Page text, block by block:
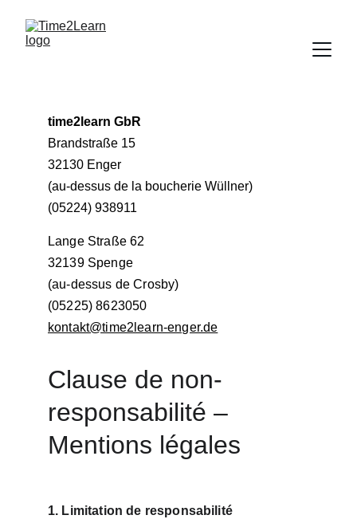
time2learn GbR
Brandstraße 15
32130 Enger
(au-dessus de la boucherie Wüllner)
(05224) 938911
Lange Straße 62
32139 Spenge
(au-dessus de Crosby)
(05225) 8623050
kontakt@time2learn-enger.de
Clause de non-
responsabilité –
Mentions légales
1. Limitation de responsabilité